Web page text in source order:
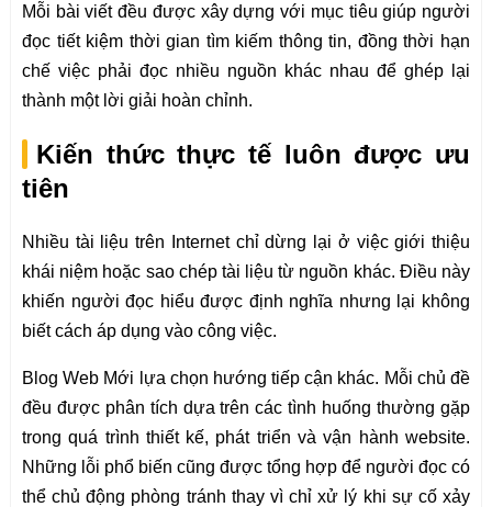
Mỗi bài viết đều được xây dựng với mục tiêu giúp người
đọc tiết kiệm thời gian tìm kiếm thông tin, đồng thời hạn
chế việc phải đọc nhiều nguồn khác nhau để ghép lại
thành một lời giải hoàn chỉnh.
Kiến thức thực tế luôn được ưu
tiên
Nhiều tài liệu trên Internet chỉ dừng lại ở việc giới thiệu
khái niệm hoặc sao chép tài liệu từ nguồn khác. Điều này
khiến người đọc hiểu được định nghĩa nhưng lại không
biết cách áp dụng vào công việc.
Blog Web Mới lựa chọn hướng tiếp cận khác. Mỗi chủ đề
đều được phân tích dựa trên các tình huống thường gặp
trong quá trình thiết kế, phát triển và vận hành website.
Những lỗi phổ biến cũng được tổng hợp để người đọc có
thể chủ động phòng tránh thay vì chỉ xử lý khi sự cố xảy